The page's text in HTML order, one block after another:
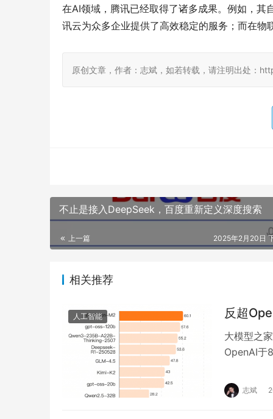
在AI领域，腾讯已经取得了诸多成果。例如，
讯云为众多企业提供了高效稳定的服务；而在物
原创文章，作者：志斌，如若转载，请注明出处：
不止是接入DeepSeek，百度重新定义深度搜索
上一篇 2025年2月20日
相关推荐
人工智能 反超
大模型之
OpenAI于
志斌